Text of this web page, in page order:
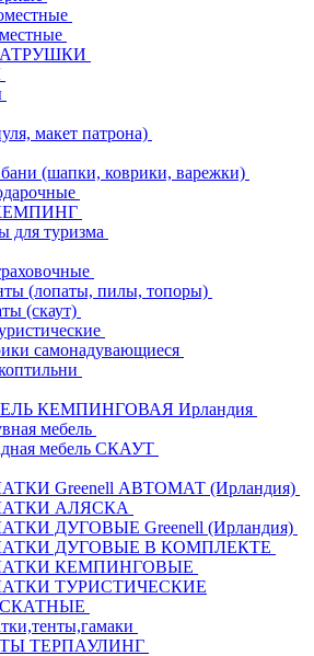
макет патрона)
(шапки, коврики, варежки)
для туризма
(лопаты, пилы, топоры)
(скаут)
самонадувающиеся
КЕМПИНГОВАЯ Ирландия
мебель
мебель СКАУТ
Greenell АВТОМАТ (Ирландия)
АЛЯСКА
ДУГОВЫЕ Greenell (Ирландия)
ДУГОВЫЕ В КОМПЛЕКТЕ
КЕМПИНГОВЫЕ
ТУРИСТИЧЕСКИЕ
ТЕРПАУЛИНГ